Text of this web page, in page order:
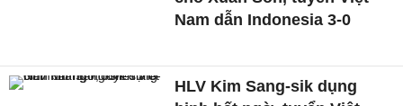
Nam dẫn Indonesia 3-0
HLV Kim Sang-sik dụng